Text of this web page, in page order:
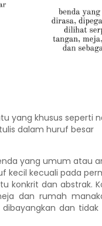
yang khusus seperti
dalam huruf besar
yang umum atau
kecil kecuali pada
konkrit dan abstrak.
dan rumah
dan